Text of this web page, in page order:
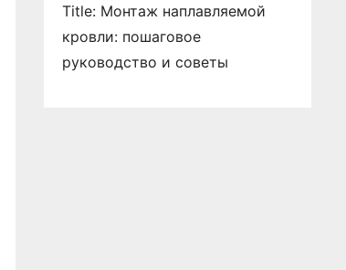
Title: Монтаж наплавляемой
кровли: пошаговое
руководство и советы